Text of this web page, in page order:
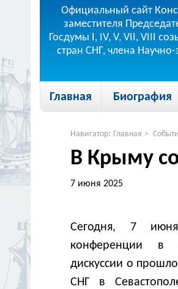
Официальный сайт
заместителя
Госдумы I, IV, V, VII, VIII
стран СНГ, члена
Главная Биография
Навигатор: Главная >
В Крыму
7 июня 2025
Сегодня, 7
конференции в
дискуссии о
СНГ в